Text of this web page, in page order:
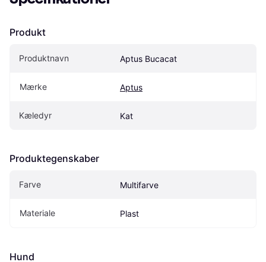
Produkt
Produktnavn Aptus Bucacat
Mærke Aptus
Kæledyr Kat
Produktegenskaber
Farve Multifarve
Materiale Plast
Hund